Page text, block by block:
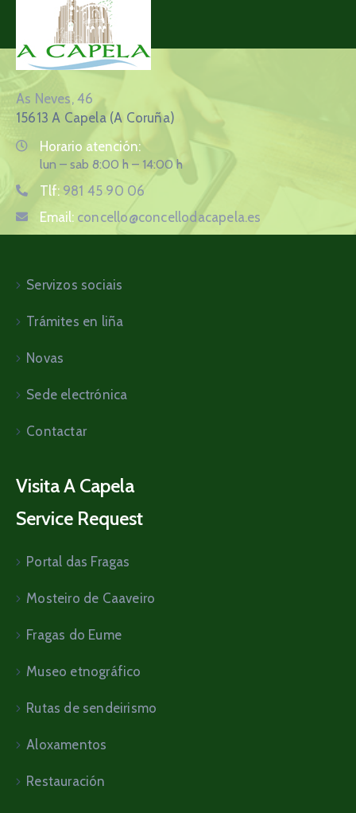
As Neves, 46
15613 A Capela (A Coruña)
Horario atención:
lun – sab 8:00 h – 14:00 h
Tlf: 981 45 90 06
Email: concello@concellodacapela.es
Servizos sociais
Trámites en liña
Novas
Sede electrónica
Contactar
Visita A Capela
Service Request
Portal das Fragas
Mosteiro de Caaveiro
Fragas do Eume
Museo etnográfico
Rutas de sendeirismo
Aloxamentos
Restauración